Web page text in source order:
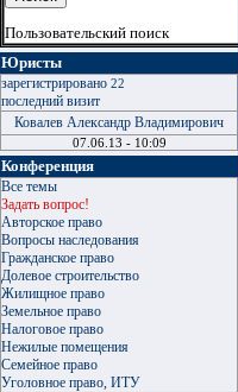
Пользовательский поиск
Юристы
зарегистрировано 22
последний визит
Ковалев Александр Владимирович
07.06.13 - 10:09
Конференция
Все темы
Задать вопрос!
Авторское право
Вопросы наследования
Гражданское право
Долевое строительство
Жилищное право
Земельное право
Налоговое право
Нежилые помещения
Семейное право
Уголовное право, ИТУ